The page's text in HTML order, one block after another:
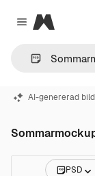
Close menu
Magnific
AI-genererad bild
PSD